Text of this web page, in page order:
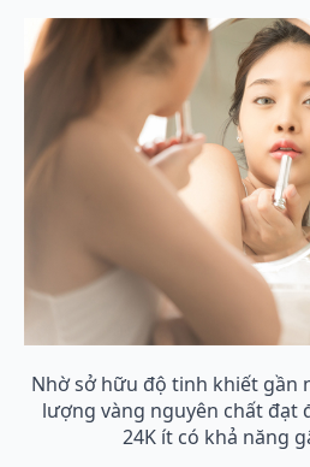
Nhờ sở hữu độ tinh khiết gần
lượng vàng nguyên chất đạt
24K ít có khả năng